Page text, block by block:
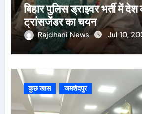
बिहार पुलिस ड्राइवर भर्ती में
ट्रांसजेंडर का चयन
Rajdhani News Jul 10,
कुछ खास जमशेदपुर